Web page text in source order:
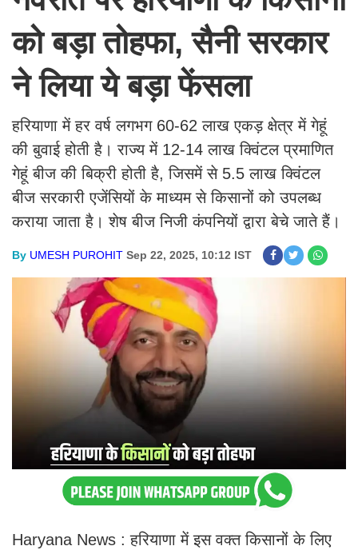
को बड़ा तोहफा, सैनी सरकार
ने लिया ये बड़ा फेंसला
हरियाणा में हर वर्ष लगभग 60-62 लाख एकड़ क्षेत्र में गेहूं
की बुवाई होती है। राज्य में 12-14 लाख क्विंटल प्रमाणित
गेहूं बीज की बिक्री होती है, जिसमें से 5.5 लाख क्विंटल
बीज सरकारी एजेंसियों के माध्यम से किसानों को उपलब्ध
कराया जाता है। शेष बीज निजी कंपनियों द्वारा बेचे जाते हैं।
By UMESH PUROHIT Sep 22, 2025, 10:12 IST
Haryana News : हरियाणा में इस वक्त किसानों के लिए